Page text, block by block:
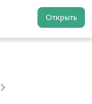
Открыть
Регистрация